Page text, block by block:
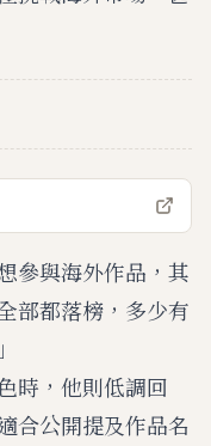
參與海外作品，其
部都落榜，多少有
時，他則低調回
合公開提及作品名